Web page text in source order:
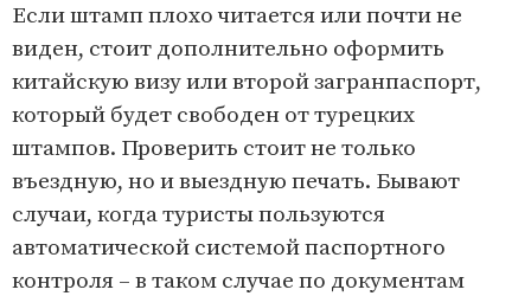
Если штамп плохо читается или почти не
виден, стоит дополнительно оформить
китайскую визу или второй загранпаспорт,
который будет свободен от турецких
штампов. Проверить стоит не только
въездную, но и выездную печать. Бывают
случаи, когда туристы пользуются
автоматической системой паспортного
контроля – в таком случае по документам